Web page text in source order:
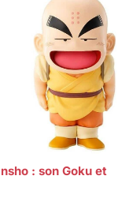
: son Goku et